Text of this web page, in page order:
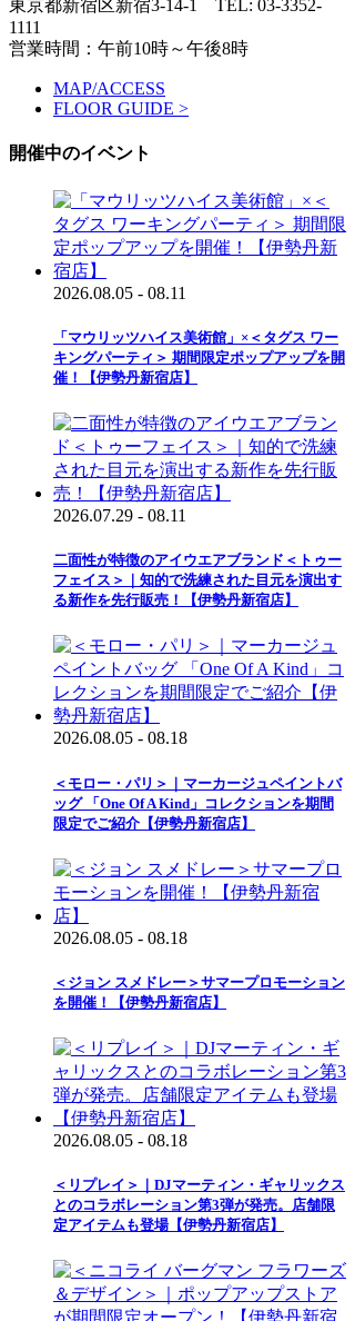
東京都新宿区新宿3-14-1 TEL: 03-3352-
1111
営業時間：午前10時～午後8時
MAP/ACCESS
FLOOR GUIDE >
開催中のイベント
2026.08.05 - 08.11
「マウリッツハイス美術館」×＜タグス ワー
キングパーティ＞ 期間限定ポップアップを開
催！【伊勢丹新宿店】
2026.07.29 - 08.11
二面性が特徴のアイウエアブランド＜トゥー
フェイス＞｜知的で洗練された目元を演出す
る新作を先行販売！【伊勢丹新宿店】
2026.08.05 - 08.18
＜モロー・パリ＞｜マーカージュペイントバ
ッグ 「One Of A Kind」コレクションを期間
限定でご紹介【伊勢丹新宿店】
2026.08.05 - 08.18
＜ジョン スメドレー＞サマープロモーション
を開催！【伊勢丹新宿店】
2026.08.05 - 08.18
＜リプレイ＞｜DJマーティン・ギャリックス
とのコラボレーション第3弾が発売。店舗限
定アイテムも登場【伊勢丹新宿店】